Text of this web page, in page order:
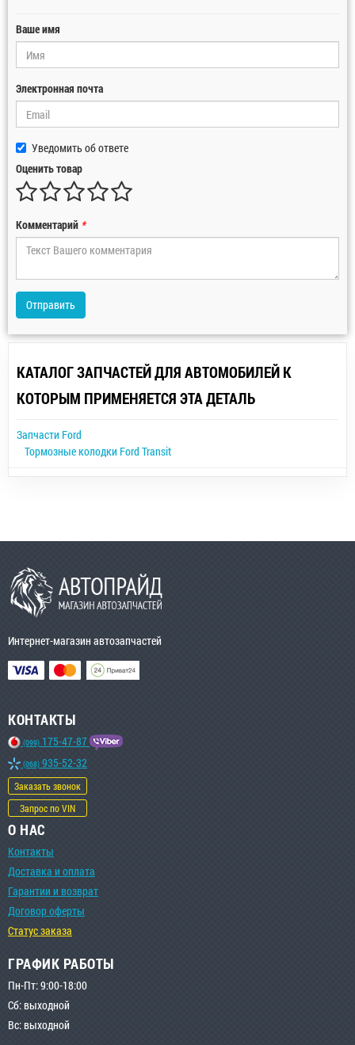
Ваше имя
Электронная почта
Уведомить об ответе
Оценить товар
Комментарий *
Отправить
КАТАЛОГ ЗАПЧАСТЕЙ ДЛЯ АВТОМОБИЛЕЙ К
КОТОРЫМ ПРИМЕНЯЕТСЯ ЭТА ДЕТАЛЬ
Запчасти Ford
Тормозные колодки Ford Transit
Интернет-магазин автозапчастей
КОНТАКТЫ
(099) 175-47-87
(068) 935-52-32
Заказать звонок
Запрос по VIN
О НАС
Контакты
Доставка и оплата
Гарантии и возврат
Договор оферты
Статус заказа
ГРАФИК РАБОТЫ
Пн-Пт: 9:00-18:00
Сб: выходной
Вс: выходной